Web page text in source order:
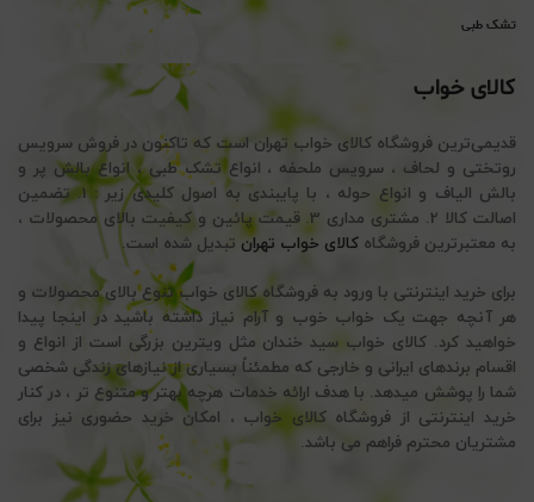
تشک طبی
کالای خواب
قدیمی‌ترین فروشگاه کالای خواب تهران است که تاکنون در فروش سرویس
روتختی و لحاف ، سرویس ملحفه ، انواع تشک طبی ، انواع بالش پر و
بالش الیاف و انواع حوله ، با پایبندی به اصول کلیدی زیر : 1. تضمین
اصالت کالا 2. مشتری مداری 3. قیمت پائین و کیفیت بالای محصولات ،
به معتبرترین فروشگاه کالای خواب تهران تبدیل شده است.
برای خرید اینترنتی با ورود به فروشگاه کالای خواب تنوع بالای محصولات و
هر آنچه جهت یک خواب خوب و آرام نیاز داشته باشید در اینجا پیدا
خواهید کرد. کالای خواب سید خندان مثل ویترین بزرگی است از انواع و
اقسام برندهای ایرانی و خارجی که مطمئناً بسیاری از نیازهای زندگی شخصی
شما را پوشش میدهد. با هدف ارائه خدمات هرچه بهتر و متنوع تر ، در کنار
خرید اینترنتی از فروشگاه کالای خواب ، امکان خرید حضوری نیز برای
مشتریان محترم فراهم می باشد.